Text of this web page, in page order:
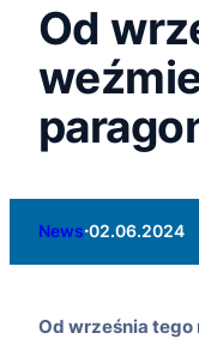
Od
News·02.06.2024
Od września